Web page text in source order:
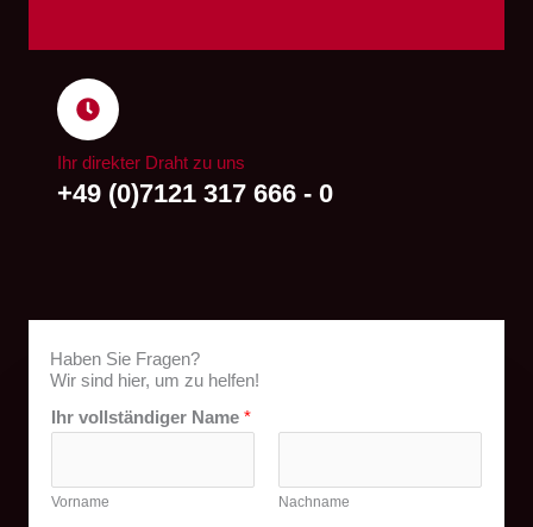
Ihr direkter Draht zu uns
+49 (0)7121 317 666 - 0
Haben Sie Fragen?
Wir sind hier, um zu helfen!
Ihr vollständiger Name *
Vorname Nachname